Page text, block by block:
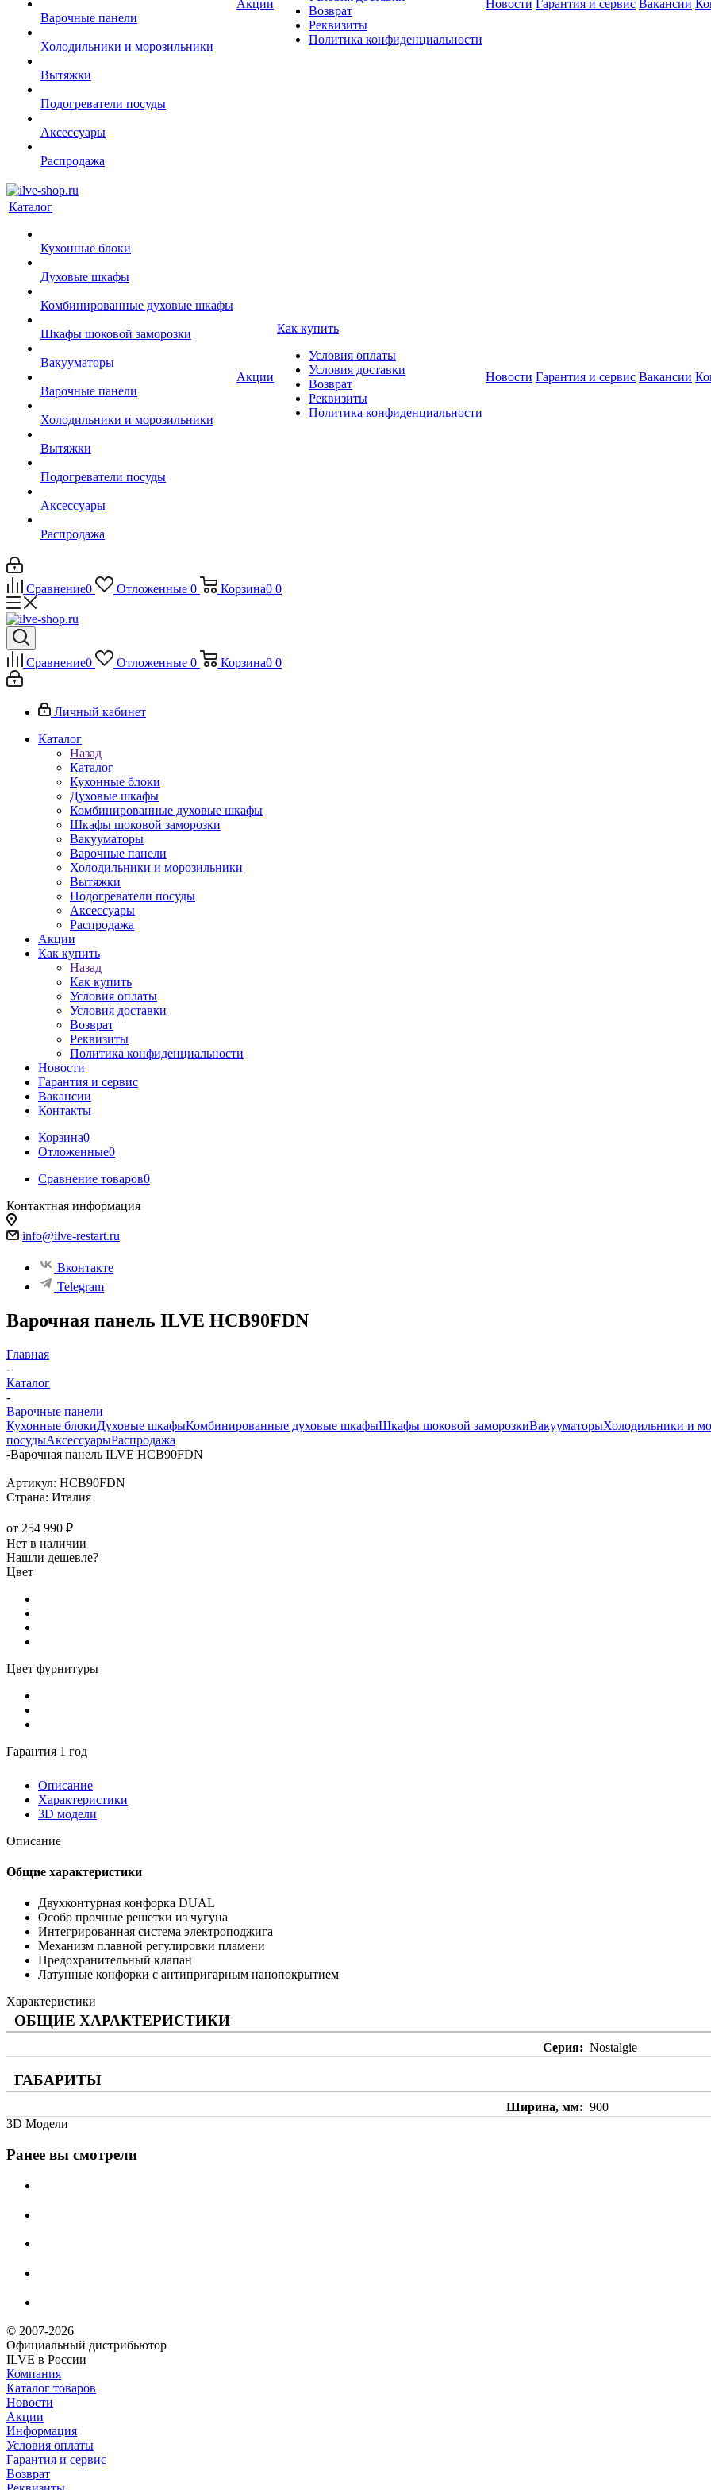
Варочные панели
Холодильники и морозильники
Вытяжки
Подогреватели посуды
Аксессуары
Распродажа
Акции
Возврат
Реквизиты
Политика конфиденциальности
Новости Гарантия и сервис Вакансии
Каталог
Кухонные блоки
Духовые шкафы
Комбинированные духовые шкафы
Шкафы шоковой заморозки
Вакууматоры
Варочные панели
Холодильники и морозильники
Вытяжки
Подогреватели посуды
Аксессуары
Распродажа
Акции
Как купить
Условия оплаты
Условия доставки
Возврат
Реквизиты
Политика конфиденциальности
Новости Гарантия и сервис Вакансии
Сравнение0 Отложенные 0 Корзина0 0
Сравнение0 Отложенные 0 Корзина0 0
Личный кабинет
Каталог
Назад
Каталог
Кухонные блоки
Духовые шкафы
Комбинированные духовые шкафы
Шкафы шоковой заморозки
Вакууматоры
Варочные панели
Холодильники и морозильники
Вытяжки
Подогреватели посуды
Аксессуары
Распродажа
Акции
Как купить
Назад
Как купить
Условия оплаты
Условия доставки
Возврат
Реквизиты
Политика конфиденциальности
Новости
Гарантия и сервис
Вакансии
Контакты
Корзина0
Отложенные0
Сравнение товаров0
Контактная информация
info@ilve-restart.ru
Вконтакте
Telegram
Варочная панель ILVE HCB90FDN
Главная
-
Каталог
-
Варочные панели
Кухонные блокиДуховые шкафыКомбинированные духовые шкафыШкафы шоковой заморозкиВакууматорыХолодильники и
посудыАксессуарыРаспродажа
-Варочная панель ILVE HCB90FDN
Артикул: HCB90FDN
Страна: Италия
от 254 990 ₽
Нет в наличии
Нашли дешевле?
Цвет
Цвет фурнитуры
Гарантия 1 год
Описание
Характеристики
3D модели
Описание
Общие характеристики
Двухконтурная конфорка DUAL
Особо прочные решетки из чугуна
Интегрированная система электроподжига
Механизм плавной регулировки пламени
Предохранительный клапан
Латунные конфорки с антипригарным нанопокрытием
Характеристики
ОБЩИЕ ХАРАКТЕРИСТИКИ
Серия Nostalgie
ГАБАРИТЫ
Ширина, мм
900
3D Модели
Ранее вы смотрели
© 2007-2026
Официальный дистрибьютoр
ILVE в России
Компания
Каталог товаров
Новости
Акции
Информация
Условия оплаты
Гарантия и сервис
Возврат